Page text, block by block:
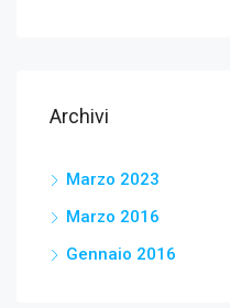
Archivi
Marzo 2023
Marzo 2016
Gennaio 2016